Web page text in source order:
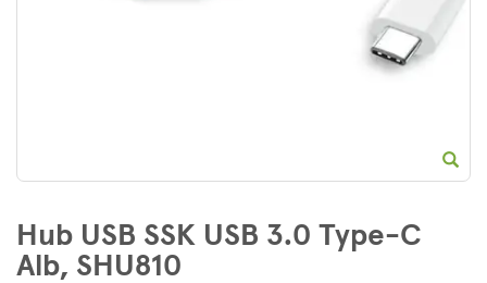
Hub USB SSK USB 3.0 Type-C
Alb, SHU810